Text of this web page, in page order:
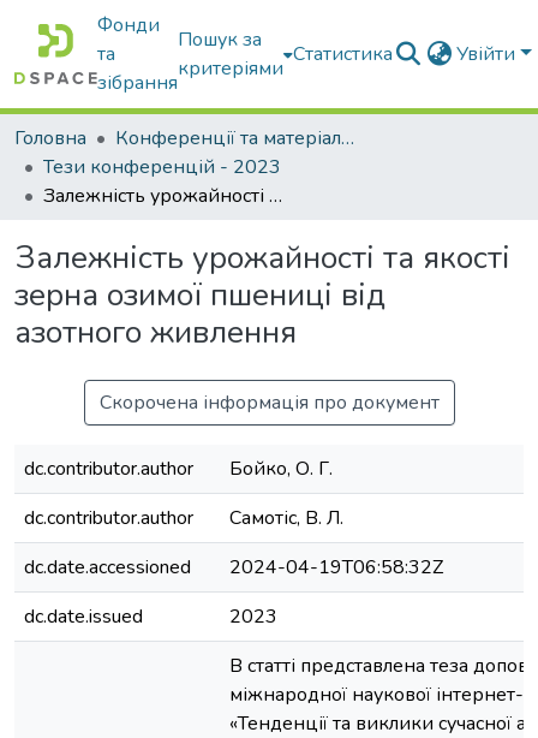
Фонди
та
зібрання
Пошук за
критеріями
Статистика Увійти
Головна
Конференції та матеріали конференцій
Тези конференцій - 2023
Залежність урожайності та якості зерна озимої пшениці від азотного живлення
Залежність урожайності та якості
зерна озимої пшениці від
азотного живлення
Скорочена інформація про документ
dc.contributor.author
Бойко, О. Г.
dc.contributor.author
Самотіс, В. Л.
dc.date.accessioned
2024-04-19T06:58:32Z
dc.date.issued
2023
В статті представлена теза
міжнародної наукової інтернет-
«Тенденції та виклики сучасної